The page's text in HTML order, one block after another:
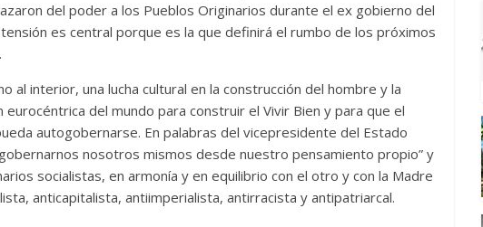
del poder a los Pueblos Originarios durante el ex gobierno del
es central porque es la que definirá el rumbo de los próximos
al interior, una lucha cultural en la construcción del hombre y la
del mundo para construir el Vivir Bien y para que el
autogobernarse. En palabras del vicepresidente del Estado
nosotros mismos desde nuestro pensamiento propio” y
socialistas, en armonía y en equilibrio con el otro y con la Madre
anticapitalista, antiimperialista, antirracista y antipatriarcal.